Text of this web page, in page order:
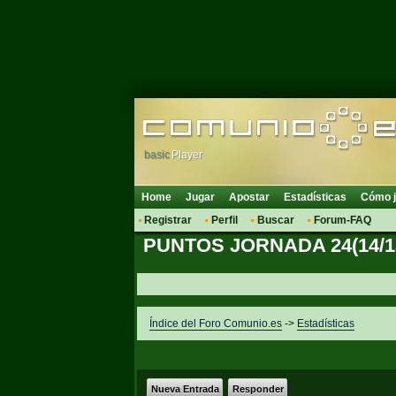
basic Player
Home Jugar Apostar Estadísticas
Cómo
Registrar
Perfil Buscar Forum-FAQ
PUNTOS JORNADA 24(14/
Índice del Foro Comunio.es-> Estadísticas
Nueva Entrada Responder